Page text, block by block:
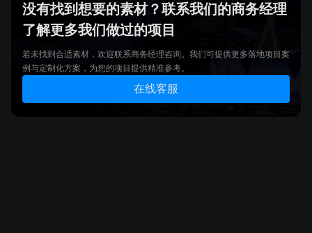
没有找到想要的素材？联系我们的商务经理
了解更多我们做过的项目
若未找到合适素材，欢迎联系商务经理咨询。我们可提供更多落地项目案
例与定制化方案，为您的项目提供精准参考。
在线客服